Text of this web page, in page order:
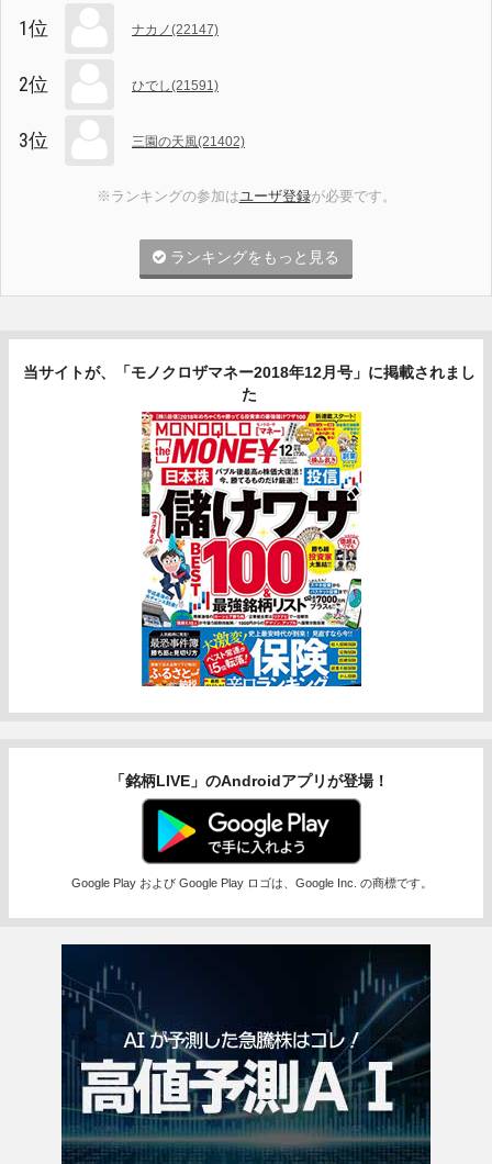
1位 ナカノ(22147)
2位 ひでし(21591)
3位 三園の天風(21402)
※ランキングの参加はユーザ登録が必要です。
ランキングをもっと見る
当サイトが、「モノクロザマネー2018年12月号」に掲載されまし
た
「銘柄LIVE」のAndroidアプリが登場！
Google Play および Google Play ロゴは、Google Inc. の商標です。